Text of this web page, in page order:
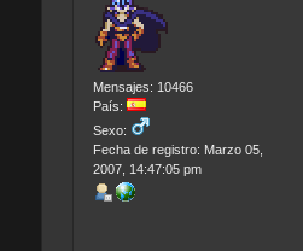
Mensajes: 10466
País:
Sexo:
Fecha de registro: Marzo 05,
2007, 14:47:05 pm